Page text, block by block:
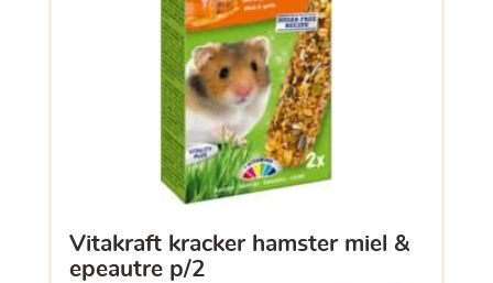
vitakraft kracker hamster miel &
epeautre p/2